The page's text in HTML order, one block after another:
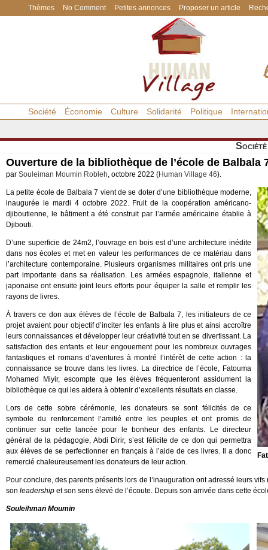
Thèmes No Comment Petites annonces Proposer un article
Société Économie Culture Solidarité Politique
Société
Ouverture de la bibliothèque de l’école de Balbala
par Souleiman Moumin Robleh, octobre 2022 (Human Village 46).
La petite école de Balbala 7 vient de se doter d’une bibliothèque moderne,
inaugurée le mardi 4 octobre 2022. Fruit de la coopération américano-
djiboutienne, le bâtiment a été construit par l’armée américaine établie à
Djibouti.
D’une superficie de 24m2, l’ouvrage en bois est d’une architecture inédite
dans nos écoles et met en valeur les performances de ce matériau dans
l’architecture contemporaine. Plusieurs organismes militaires ont pris une
part importante dans sa réalisation. Les armées espagnole, italienne et
japonaise ont ensuite joint leurs efforts pour équiper la salle et remplir les
rayons de livres.
À travers ce don aux élèves de l’école de Balbala 7, les initiateurs de ce
projet avaient pour objectif d’inciter les enfants à lire plus et ainsi accroître
leurs connaissances et développer leur créativité tout en se divertissant. La
satisfaction des enfants et leur engouement pour les nombreux ouvrages
fantastiques et romans d’aventures à montré l’intérêt de cette action : la
connaissance se trouve dans les livres. La directrice de l’école, Fatouma
Mohamed Miyir, escompte que les élèves fréquenteront assidument la
bibliothèque ce qui les aidera à obtenir d’excellents résultats en classe.
Lors de cette sobre cérémonie, les donateurs se sont félicités de ce
symbole du renforcement l’amitié entre les peuples et ont promis de
continuer sur cette lancée pour le bonheur des enfants. Le directeur
général de la pédagogie, Abdi Dirir, s’est félicite de ce don qui permettra
aux élèves de se perfectionner en français à l’aide de ces livres. Il a donc
remercié chaleureusement les donateurs de leur action.
Pour conclure, des parents présents lors de l’inauguration ont adressé leurs
son leadership et son sens élevé de l’écoute. Depuis son arrivée dans cette
Souleihman Moumin